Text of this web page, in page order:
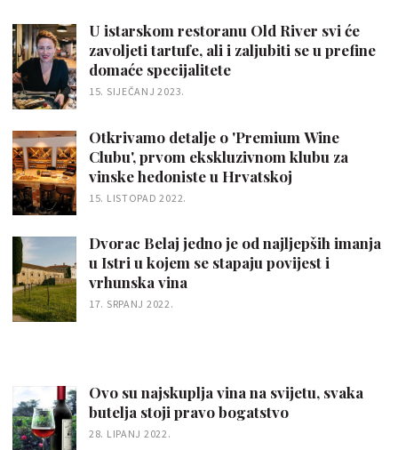
U istarskom restoranu Old River svi će
zavoljeti tartufe, ali i zaljubiti se u prefine
domaće specijalitete
15. SIJEČANJ 2023.
Otkrivamo detalje o 'Premium Wine
Clubu', prvom ekskluzivnom klubu za
vinske hedoniste u Hrvatskoj
15. LISTOPAD 2022.
Dvorac Belaj jedno je od najljepših imanja
u Istri u kojem se stapaju povijest i
vrhunska vina
17. SRPANJ 2022.
Ovo su najskuplja vina na svijetu, svaka
butelja stoji pravo bogatstvo
28. LIPANJ 2022.